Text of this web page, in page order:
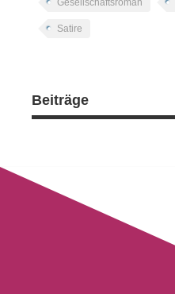
Gesellschaftsroman
Satire
Beiträge